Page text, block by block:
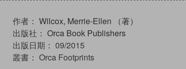
作者： Wilcox, Merrie-Ellen （著）
出版社： Orca Book Publishers
出版日期： 09/2015
叢書： Orca Footprints